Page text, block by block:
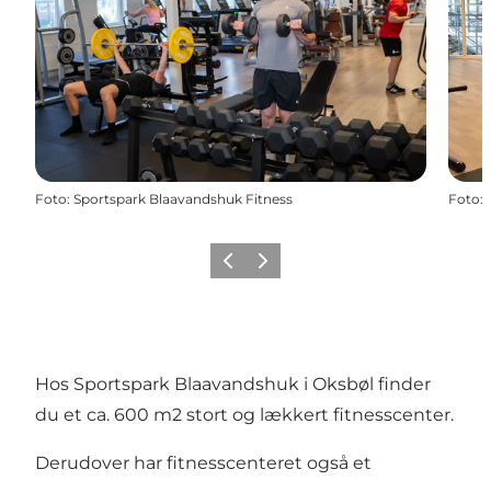
Foto: Sportspark Blaavandshuk Fitness Foto:
ForrigeNæste
Hos Sportspark Blaavandshuk i Oksbøl finder
du et ca. 600 m2 stort og lækkert fitnesscenter.
Derudover har fitnesscenteret også et